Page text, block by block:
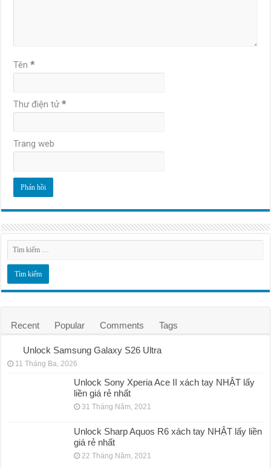
Tên*
Thư điện tử*
Trang web
Recent Popular Comments Tags
Unlock Samsung Galaxy S26 Ultra
11 Tháng Ba, 2026
Unlock Sony Xperia Ace II xách tay NHẬT lấy
liền giá rẻ nhất
31 Tháng Năm, 2021
Unlock Sharp Aquos R6 xách tay NHẬT lấy liền
giá rẻ nhất
22 Tháng Năm, 2021